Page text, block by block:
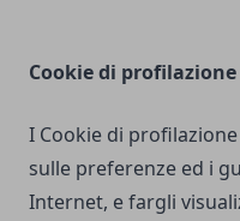
Cookie di profilazione
I Cookie di
sulle preferenze ed i
Internet, e fargli